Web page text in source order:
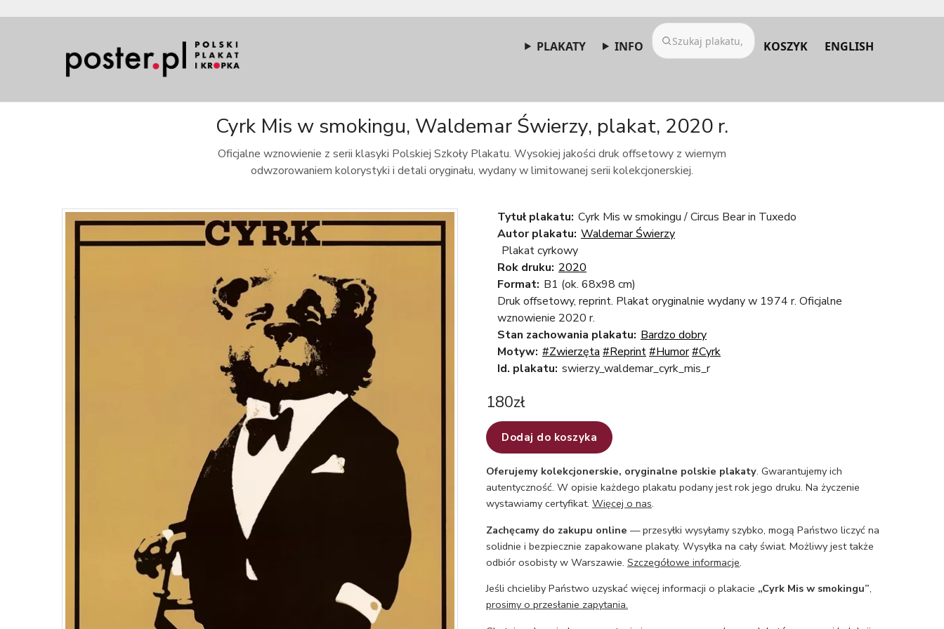
PLAKATY INFO KOSZYK ENGLISH
Cyrk Mis w smokingu, Waldemar Świerzy, plakat, 2020 r.
Oficjalne wznowienie z serii klasyki Polskiej Szkoły Plakatu. Wysokiej jakości druk offsetowy z wiernym
odwzorowaniem kolorystyki i detali oryginału, wydany w limitowanej serii kolekcjonerskiej.
Tytuł plakatu: Cyrk Mis w smokingu / Circus Bear in Tuxedo
Autor plakatu: Waldemar Świerzy
Plakat cyrkowy
Rok druku: 2020
Format: B1 (ok. 68x98 cm)
Druk offsetowy, reprint. Plakat oryginalnie wydany w 1974 r. Oficjalne
wznowienie 2020 r.
Stan zachowania plakatu: Bardzo dobry
Motyw: #Zwierzęta #Reprint#Humor#Cyrk
Id. plakatu: swierzy_waldemar_cyrk_mis_r
180zł
Dodaj do koszyka
Oferujemy kolekcjonerskie, oryginalne polskie plakaty. Gwarantujemy ich
autentyczność. W opisie każdego plakatu podany jest rok jego druku. Na życzenie
wystawiamy certyfikat. Więcej o nas.
Zachęcamy do zakupu online — przesyłki wysyłamy szybko, mogą Państwo liczyć na
solidnie i bezpiecznie zapakowane plakaty. Wysyłka na cały świat. Możliwy jest także
odbiór osobisty w Warszawie. Szczegółowe informacje.
Jeśli chcieliby Państwo uzyskać więcej informacji o plakacie „Cyrk Mis w smokingu”,
prosimy o przesłanie zapytania.